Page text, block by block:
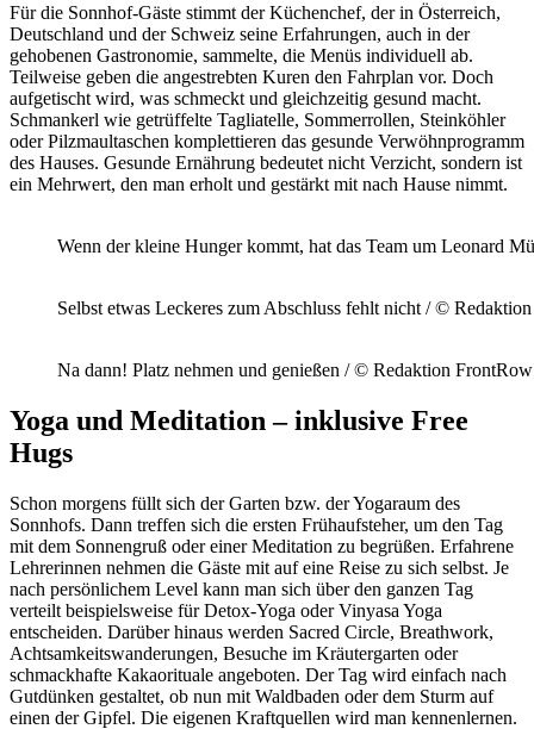
Für die Sonnhof-Gäste stimmt der Küchenchef, der in Österreich,
Deutschland und der Schweiz seine Erfahrungen, auch in der
gehobenen Gastronomie, sammelte, die Menüs individuell ab.
Teilweise geben die angestrebten Kuren den Fahrplan vor. Doch
aufgetischt wird, was schmeckt und gleichzeitig gesund macht.
Schmankerl wie getrüffelte Tagliatelle, Sommerrollen, Steinköhler
oder Pilzmaultaschen komplettieren das gesunde Verwöhnprogramm
des Hauses. Gesunde Ernährung bedeutet nicht Verzicht, sondern ist
ein Mehrwert, den man erholt und gestärkt mit nach Hause nimmt.
Wenn der kleine Hunger kommt, hat das Team um Leonard
Selbst etwas Leckeres zum Abschluss fehlt nicht / ©
Na dann! Platz nehmen und genießen / © Redaktion
Yoga und Meditation – inklusive Free
Hugs
Schon morgens füllt sich der Garten bzw. der Yogaraum des
Sonnhofs. Dann treffen sich die ersten Frühaufsteher, um den Tag
mit dem Sonnengruß oder einer Meditation zu begrüßen. Erfahrene
Lehrerinnen nehmen die Gäste mit auf eine Reise zu sich selbst. Je
nach persönlichem Level kann man sich über den ganzen Tag
verteilt beispielsweise für Detox-Yoga oder Vinyasa Yoga
entscheiden. Darüber hinaus werden Sacred Circle, Breathwork,
Achtsamkeitswanderungen, Besuche im Kräutergarten oder
schmackhafte Kakaorituale angeboten. Der Tag wird einfach nach
Gutdünken gestaltet, ob nun mit Waldbaden oder dem Sturm auf
einen der Gipfel. Die eigenen Kraftquellen wird man kennenlernen.